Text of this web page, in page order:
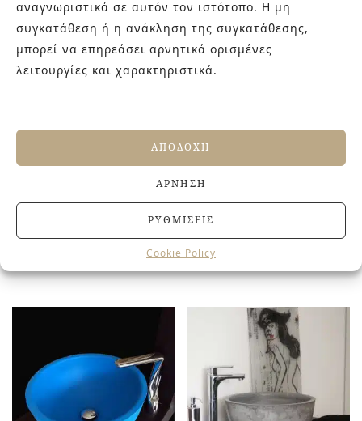
αναγνωριστικά σε αυτόν τον ιστότοπο. Η μη
συγκατάθεση ή η ανάκληση της συγκατάθεσης,
μπορεί να επηρεάσει αρνητικά ορισμένες
λειτουργίες και χαρακτηριστικά.
ΑΠΟΔΟΧΉ
ΆΡΝΗΣΗ
ΡΥΘΜΊΣΕΙΣ
Cookie Policy
ΣΧΕΤΙΚΆ ΠΡΟΪΌΝΤΑ
SANGHA